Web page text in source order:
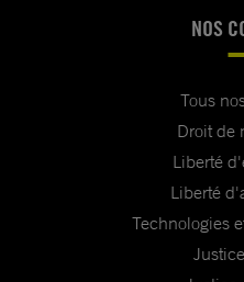
NOS
Tous
Droit de
Liberté
Liberté
Technologies